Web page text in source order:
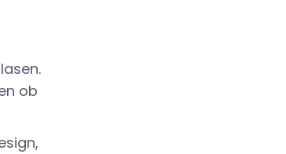
ob